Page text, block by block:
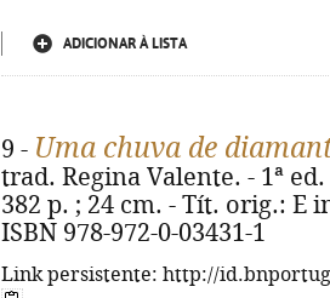
ADICIONAR À LISTA
9 - Uma chuva de
trad. Regina Valente. - 1ª
382 p. ; 24 cm. - Tít. orig.:
ISBN 978-972-0-03431-1
Link persistente: http://